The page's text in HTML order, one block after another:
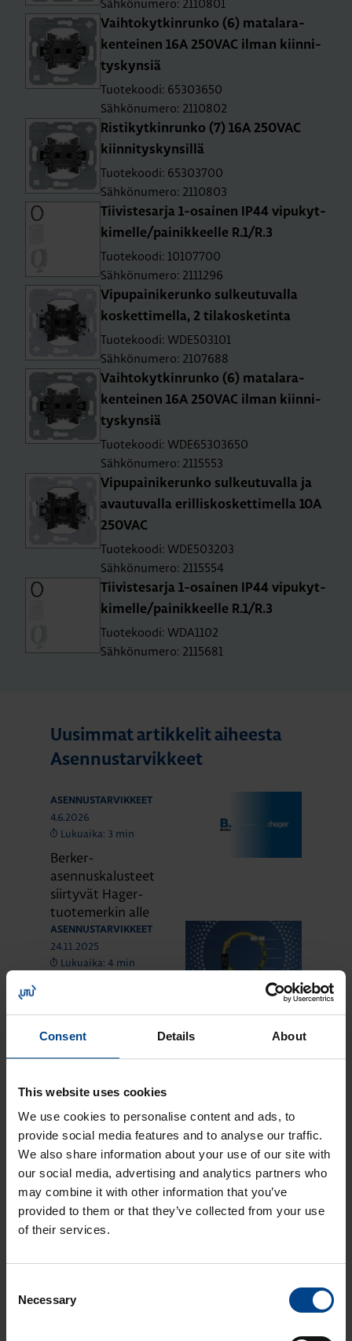
Consent Details About
This website uses cookies
We use cookies to personalise content and ads, to
provide social media features and to analyse our traffic.
We also share information about your use of our site with
our social media, advertising and analytics partners who
may combine it with other information that you’ve
provided to them or that they’ve collected from your use
of their services.
Selection
Necessary
Sähkönumero: 2110801
Vaih­to­kyt­kin­run­ko (6) ma­ta­la­ra­
ken­tei­nen 16A 250­VAC ilman kiin­ni­
tys­kyn­siä
Tuotekoodi: 65303650
Sähkönumero: 2110802
Ris­ti­kyt­kin­run­ko (7) 16A 250­VAC
kiin­ni­tys­kyn­sil­lä
Tuotekoodi: 65303700
Sähkönumero: 2110803
Tii­vis­te­sar­ja 1-osai­nen IP44 vi­pu­kyt­
ki­mel­le/pai­nik­keel­le R.1/R.3
Tuotekoodi: 10107700
Sähkönumero: 2111296
Vi­pu­pai­ni­ke­run­ko sul­keu­tu­val­la
kos­ket­ti­mel­la, 2 ti­la­kos­ke­tin­ta
Tuotekoodi: WDE503101
Sähkönumero: 2107688
Vaih­to­kyt­kin­run­ko (6) ma­ta­la­ra­
ken­tei­nen 16A 250­VAC ilman kiin­ni­
tys­kyn­siä
Tuotekoodi: WDE65303650
Sähkönumero: 2115553
Vi­pu­pai­ni­ke­run­ko sul­keu­tu­val­la ja
avau­tu­val­la eril­lis­kos­ket­ti­mel­la 10A
250­VAC
Tuotekoodi: WDE503203
Sähkönumero: 2115554
Tii­vis­te­sar­ja 1-osai­nen IP44 vi­pu­kyt­
ki­mel­le/pai­nik­keel­le R.1/R.3
Tuotekoodi: WDA1102
Sähkönumero: 2115681
Uusimmat artikkelit aiheesta
Asennustarvikkeet
ASENNUSTARVIKKEET
4.6.2026
Lukuaika: 3 min
Berker-
asennuskalusteet
siirtyvät Hager-
tuotemerkin alle
ASENNUSTARVIKKEET
24.11.2025
Lukuaika: 4 min
järjestelmässä
ASENNUSTARVIKKEET
Lukuaika: 3 min
Matter – uusi
älykotistandardi
ASENNUSTARVIKKEET
16.10.2025
Lukuaika: 3 min
Uuden sukupolven
domovea Plus
V1:n